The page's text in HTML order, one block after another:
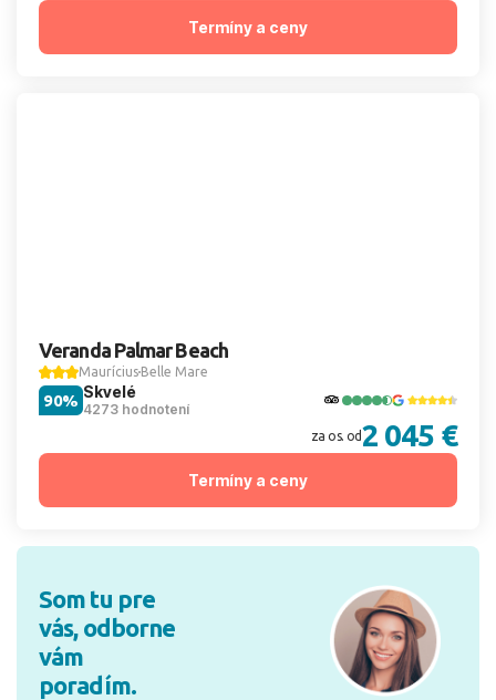
Termíny a ceny
Veranda Palmar Beach
Maurícius Belle Mare
Skvelé
4273 hodnotení
90%
za os. od2 045 €
Termíny a ceny
Som tu pre
vás, odborne
vám
poradím.